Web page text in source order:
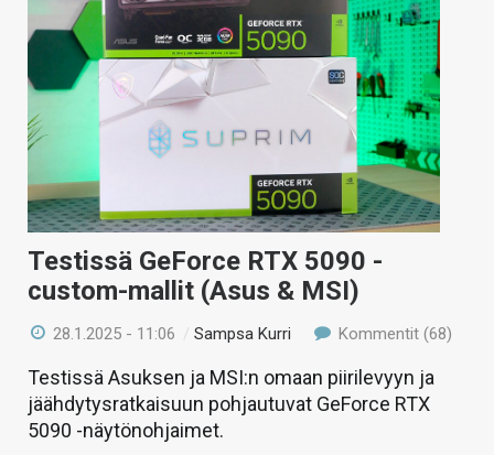
Testissä GeForce RTX 5090 -
custom-mallit (Asus & MSI)
28.1.2025 - 11:06 /Sampsa Kurri Kommentit (68)
Testissä Asuksen ja MSI:n omaan piirilevyyn ja
jäähdytysratkaisuun pohjautuvat GeForce RTX
5090 -näytönohjaimet.